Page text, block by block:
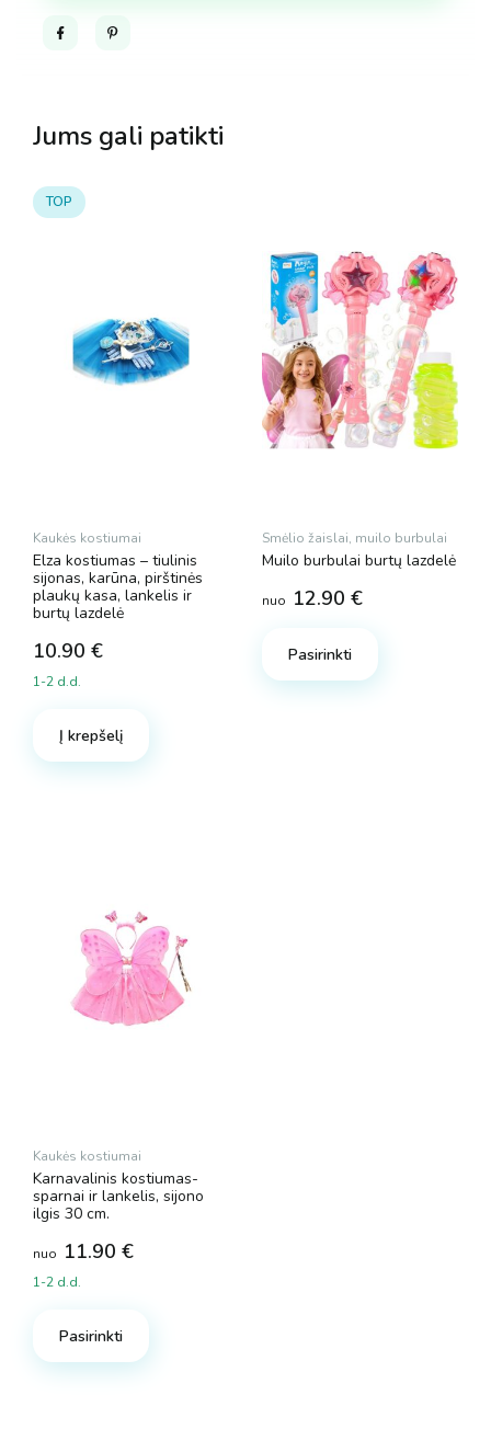
FacebookPinterest
Jums gali patikti
TOP
Kaukės kostiumai
Elza kostiumas – tiulinis
sijonas, karūna, pirštinės
plaukų kasa, lankelis ir
burtų lazdelė
10.90 €
1-2 d.d.
Į krepšelį
Smėlio žaislai, muilo burbulai
Muilo burbulai burtų lazdelė
nuo 12.90 €
Pasirinkti
Kaukės kostiumai
Karnavalinis kostiumas-
sparnai ir lankelis, sijono
ilgis 30 cm.
nuo 11.90 €
1-2 d.d.
Pasirinkti